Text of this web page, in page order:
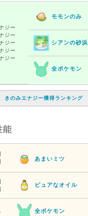
ジー
ジー
ジー
ジー
ジー
モモンのみ
シアンの砂浜
全ポケモン
きのみエナジー獲得ランキング
能
あまいミツ
ピュアなオイル
全ポケモン